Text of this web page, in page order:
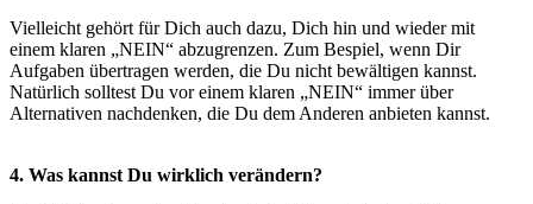
Vielleicht gehört für Dich auch dazu, Dich hin und wieder mit
einem klaren „NEIN“ abzugrenzen. Zum Bespiel, wenn Dir
Aufgaben übertragen werden, die Du nicht bewältigen kannst.
Natürlich solltest Du vor einem klaren „NEIN“ immer über
Alternativen nachdenken, die Du dem Anderen anbieten kannst.
4. Was kannst Du wirklich verändern?